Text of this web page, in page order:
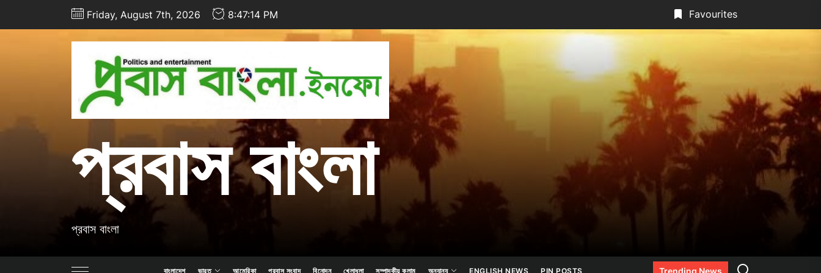
Friday, August 7th, 2026 8:47:15 PM Favourites
প্রবাস
বাংলা
প্রবাস বাংলা
প্রবাস বাংলা
বাংলাদেশ ভারত আমেরিকা প্রবাস সংবাদ বিনোদন খেলাধুলা সম্পাদকীয় কলাম অন্যান্য ENGLISH NEWS PIN POSTS Trending News Search